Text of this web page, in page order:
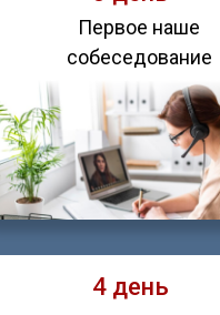
Первое наше
собеседование
4 день